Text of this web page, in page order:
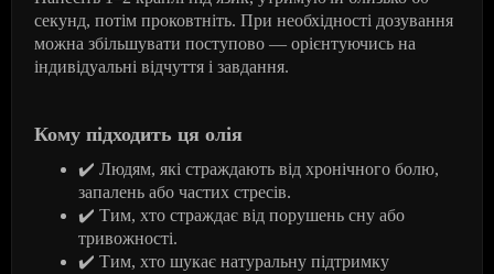
секунд, потім проковтніть. При необхідності дозування
можна збільшувати поступово — орієнтуючись на
індивідуальні відчуття і завдання.
Кому підходить ця олія
✔ ️ Людям, які страждають від хронічного болю,
запалень або частих стресів.
✔ ️ Тим, хто страждає від порушень сну або
тривожності.
✔ ️ Тим, хто шукає натуральну підтримку